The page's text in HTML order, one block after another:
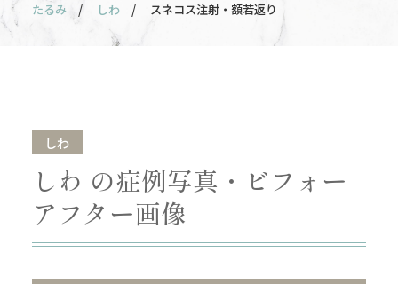
たるみ
/ しわ / スネコス注射・額若返り
しわ
しわ の症例写真・ビフォー
アフター画像